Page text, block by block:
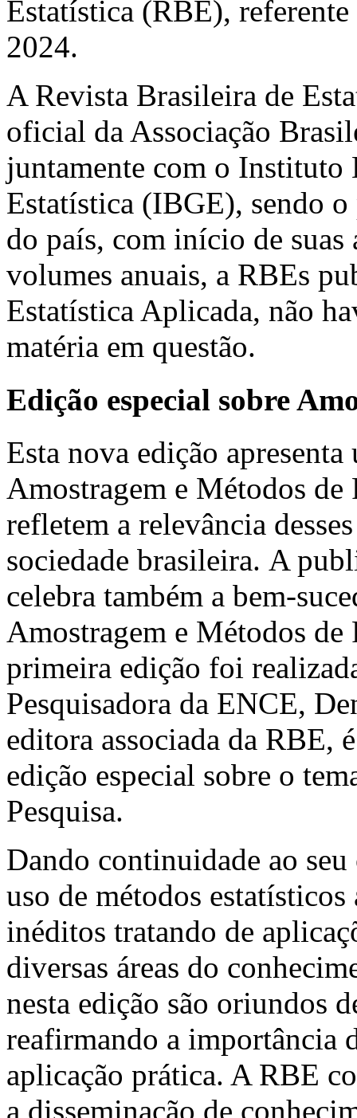
Estatística (RBE),
2024.
A Revista Brasileira de
oficial da Associação
juntamente com o Instituto
Estatística (IBGE), sendo
do país, com início de
volumes anuais, a RBEs
Estatística Aplicada, não
matéria em questão.
Edição especial sobre
Esta nova edição
Amostragem e Métodos de
refletem a relevância
sociedade brasileira. A
celebra também a bem-
Amostragem e Métodos
primeira edição foi
Pesquisadora da ENCE,
editora associada da RBE,
edição especial sobre o
Pesquisa.
Dando continuidade ao
uso de métodos
inéditos tratando de
diversas áreas do
nesta edição são oriundos
reafirmando a importância
aplicação prática. A RBE
a disseminação de